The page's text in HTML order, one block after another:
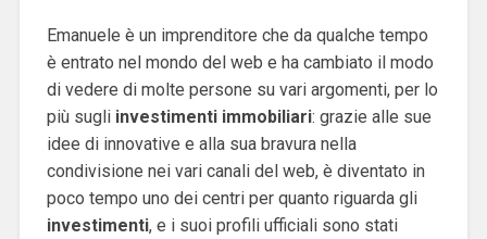
Emanuele è un imprenditore che da qualche tempo
è entrato nel mondo del web e ha cambiato il modo
di vedere di molte persone su vari argomenti, per lo
più sugli investimenti immobiliari: grazie alle sue
idee di innovative e alla sua bravura nella
condivisione nei vari canali del web, è diventato in
poco tempo uno dei centri per quanto riguarda gli
investimenti, e i suoi profili ufficiali sono stati